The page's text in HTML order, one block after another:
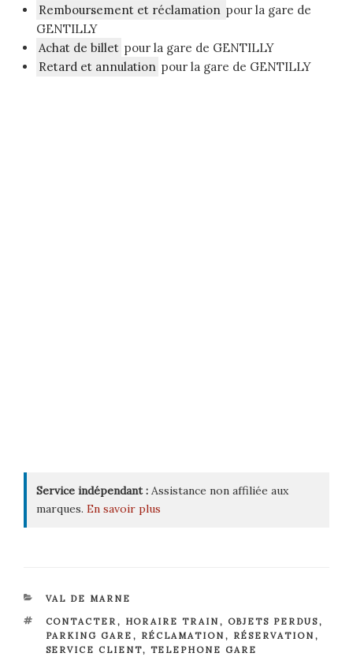
Remboursement et réclamation pour la gare de
GENTILLY
Achat de billet pour la gare de GENTILLY
Retard et annulation pour la gare de GENTILLY
Service indépendant : Assistance non affiliée aux
marques. En savoir plus
CATÉGORIES
VAL DE MARNE
ÉTIQUETTES
CONTACTER, HORAIRE TRAIN , OBJETS PERDUS,
PARKING GARE , RÉCLAMATION , RÉSERVATION ,
SERVICE CLIENT, TELEPHONE GARE